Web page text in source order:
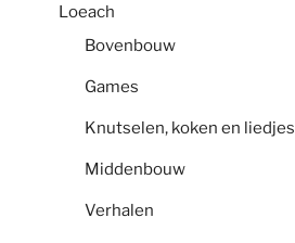
Loeach
Bovenbouw
Games
Knutselen, koken en liedjes
Middenbouw
Verhalen